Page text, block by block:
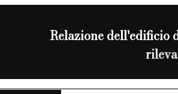
Relazione dell'edificio